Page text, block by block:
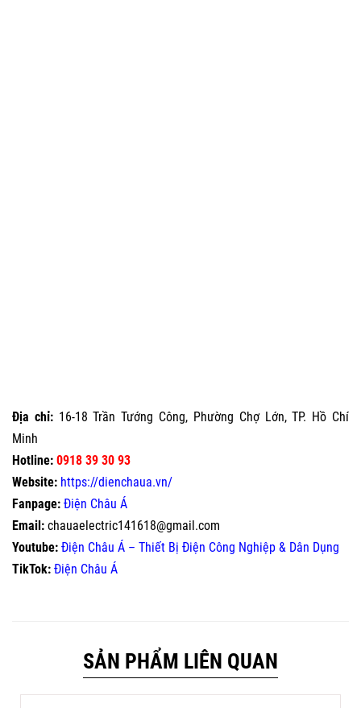
Địa chỉ:16-18 Trần Tướng Công, Phường Chợ Lớn, TP. Hồ Chí
Minh
Hotline: 0918 39 30 93
Website: https://dienchaua.vn/
Fanpage: Điện Châu Á
Email: chauaelectric141618@gmail.com
Youtube: Điện Châu Á – Thiết Bị Điện Công Nghiệp & Dân Dụng
TikTok: Điện Châu Á
SẢN PHẨM LIÊN QUAN